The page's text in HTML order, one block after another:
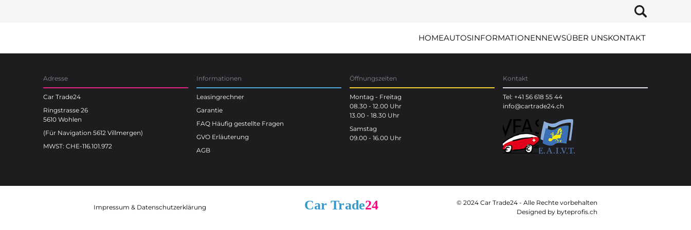
HOMEAUTOSINFORMATIONENNEWSÜBER UNSKONTAKT
Adresse
Car Trade24
Ringstrasse 26
5610 Wohlen
(Für Navigation 5612 Villmergen)
MWST: CHE-116.101.972
Informationen
Leasingrechner
Garantie
FAQ Häufig gestellte Fragen
GVO Erläuterung
AGB
Öffnungszeiten
Montag - Freitag
08.30 - 12.00 Uhr
13.00 - 18.30 Uhr
Samstag
09.00 - 16.00 Uhr
Kontakt
Tel: +41 56 618 55 44
info@cartrade24.ch
Impressum & Datenschutzerklärung
© 2024 Car Trade24 - Alle Rechte vorbehalten
Designed by byteprofis.ch